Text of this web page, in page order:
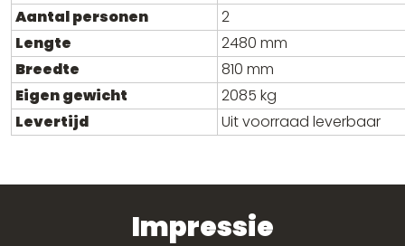
Aantal personen
2
Lengte
2480 mm
Breedte
810 mm
Eigen gewicht
2085 kg
Levertijd
Uit voorraad leverbaar
Impressie